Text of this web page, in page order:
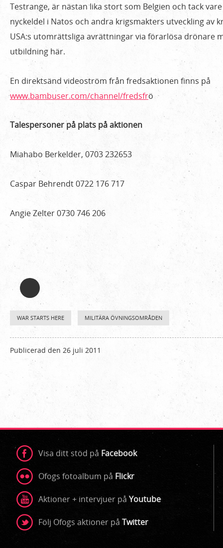
Testrange, är nästan lika stort som Belgien och tack
nyckeldel i Natos och andra krigsmakters utveckling av
USA:s utomrättsliga avrättningar via förarlösa drönare
utbildning här.
En direktsänd videoström från fredsaktionen finns på
www.bambuser.com/channel/fredsfrö
Talespersoner på plats på aktionen
Miahabo Berkelder, 0703 232653
Caspar Behrendt 0722 176 717
Angie Zelter 0730 746 206
WAR STARTS HERE MILITÄRA ÖVNINGSOMRÅDEN
Publicerad den 26 juli 2011
Visa ditt stöd på Facebook
Ofogs fotoalbum på Flickr
Aktioner + intervjuer på Youtube
Följ Ofogs aktioner på Twitter